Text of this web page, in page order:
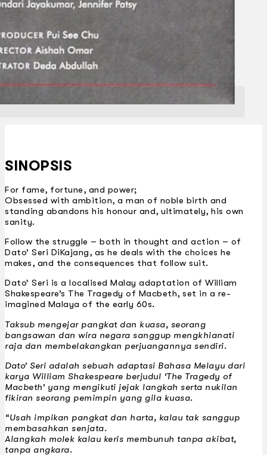
SINOPSIS
For fame, fortune, and power;
Obsessed with ambition, a man of noble birth and
standing abandons his honour and, ultimately, his own
sanity.
Follow the struggle – both in thought and action – of
Dato’ Seri DiKajang, as he deals with the choices he
makes, and the consequences that follow suit.
Dato’ Seri is a localised Malay adaptation of William
Shakespeare’s The Tragedy of Macbeth, set in a re-
imagined Malaya of the early 60s.
Taksub mengejar pangkat dan kuasa, seorang
bangsawan dan wira negara sanggup mengkhianati
raja dan membelakangkan perjuangannya sendiri.
Dato’ Seri adalah sebuah adaptasi Bahasa Melayu dari
karya William Shakespeare berjudul ‘The Tragedy of
Macbeth’ yang mengikuti jejak langkah serta nukilan
fikiran seorang pemimpin yang gila kuasa.
“Usah impikan pangkat dan harta, kalau tak sanggup
membasahkan senjata.
Alangkah molek kalau keris membunuh tanpa akibat,
tanpa angkara.